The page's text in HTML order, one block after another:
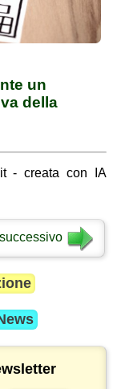
un
della
- creata con IA
successivo